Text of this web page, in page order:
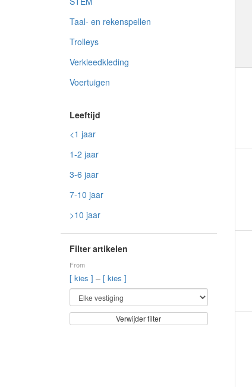
Taal- en rekenspellen
Trolleys
Verkleedkleding
Voertuigen
<1 jaar
1-2 jaar
3-6 jaar
7-10 jaar
>10 jaar
Filter artikelen
From
[ kies ] – [ kies ]
Verwijder filter